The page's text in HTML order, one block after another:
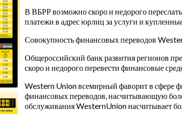
В ВБРР возможно скоро и недорого
платежи в адрес юрлиц за услуги и
Совокупность финансовых переводов
Общероссийский банк развития регионов
скоро и недорого перевести финансовые
Western Union всемирный фаворит в сфере
финансовых переводов, насчитывающую
обслуживания WesternUnion насчитывает